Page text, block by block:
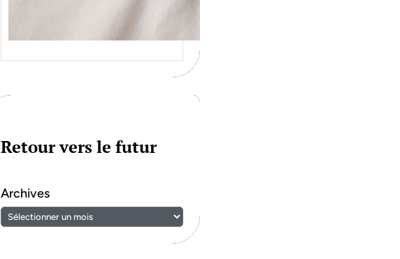
Retour vers le futur
Archives